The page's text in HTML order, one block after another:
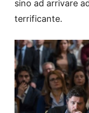
sino ad arrivare
terrificante.